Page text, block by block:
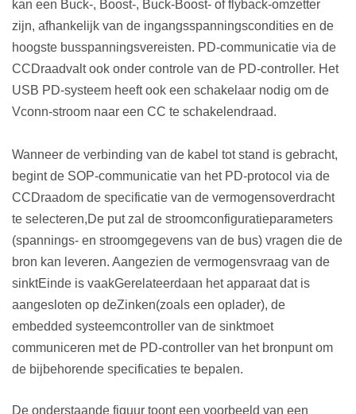
kan een Buck-, Boost-, Buck-Boost- of flyback-omzetter
zijn, afhankelijk van de ingangsspanningscondities en de
hoogste busspanningsvereisten. PD-communicatie via de
CCDraadvalt ook onder controle van de PD-controller. Het
USB PD-systeem heeft ook een schakelaar nodig om de
Vconn-stroom naar een CC te schakelendraad.
Wanneer de verbinding van de kabel tot stand is gebracht,
begint de SOP-communicatie van het PD-protocol via de
CCDraadom de specificatie van de vermogensoverdracht
te selecteren,De put zal de stroomconfiguratieparameters
(spannings- en stroomgegevens van de bus) vragen die de
bron kan leveren. Aangezien de vermogensvraag van de
sinktEinde is vaakGerelateerdaan het apparaat dat is
aangesloten op deZinken(zoals een oplader), de
embedded systeemcontroller van de sinktmoet
communiceren met de PD-controller van het bronpunt om
de bijbehorende specificaties te bepalen.
De onderstaande figuur toont een voorbeeld van een